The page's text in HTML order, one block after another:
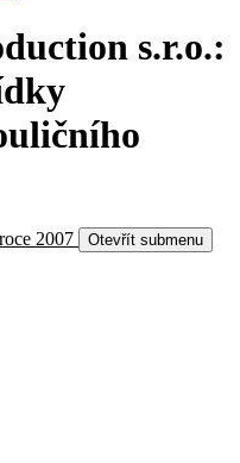
s.r.o.:
2007 Otevřít submenu